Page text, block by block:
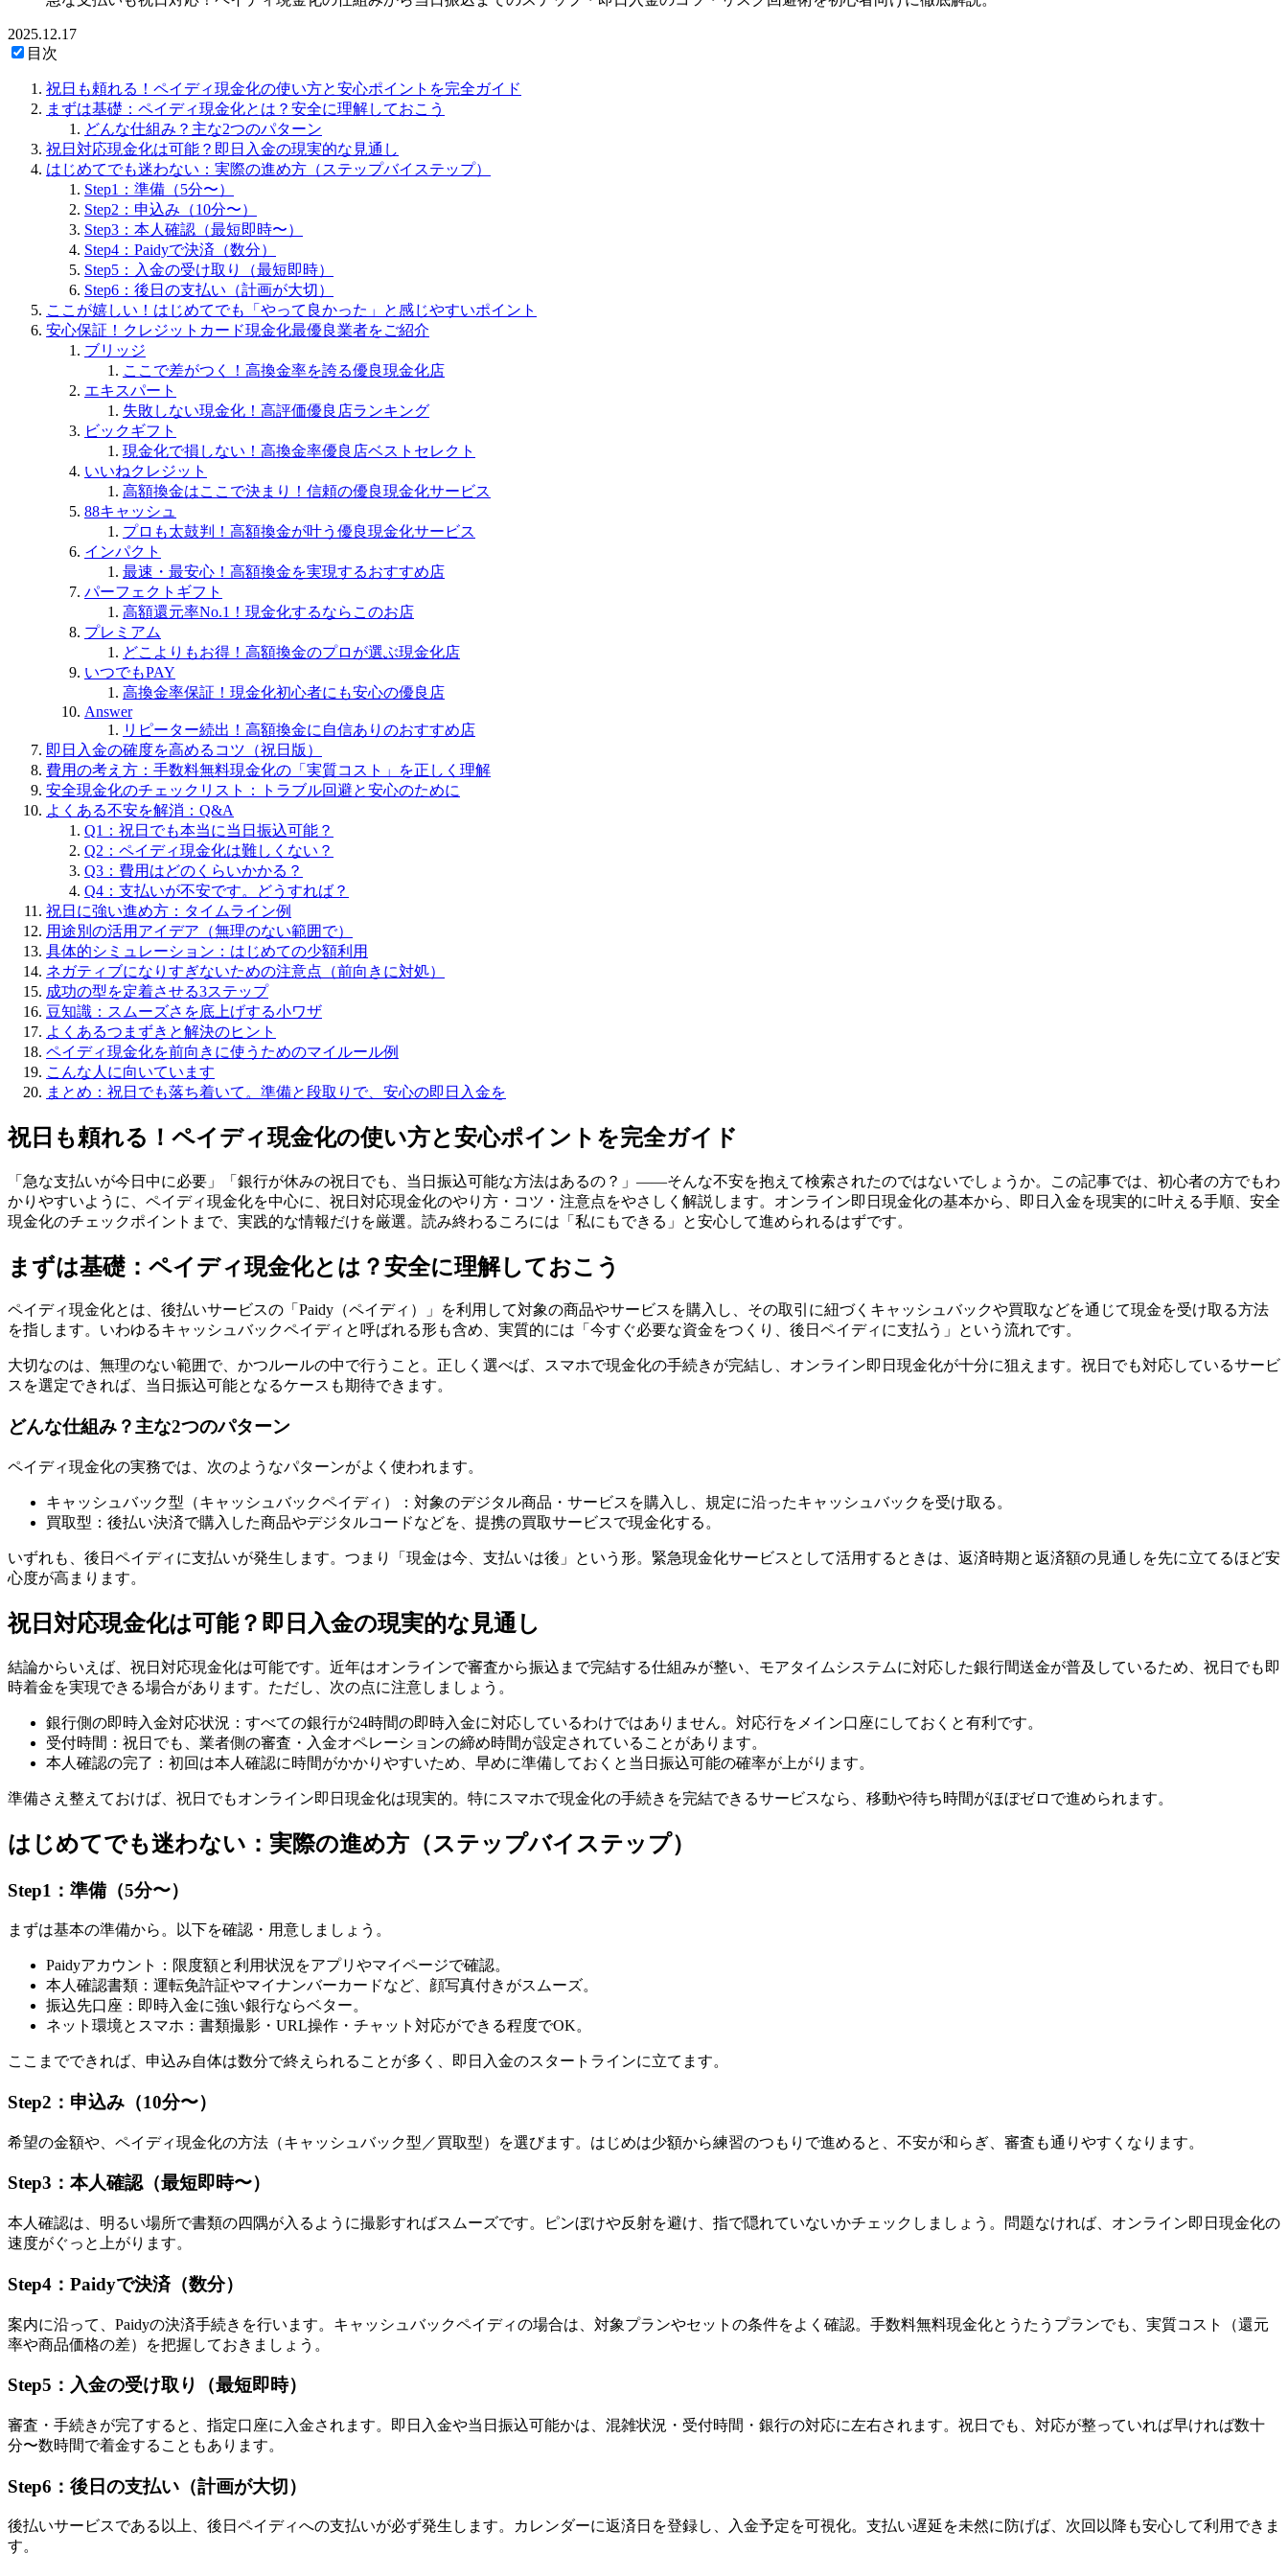
2025.12.17
目次
祝日も頼れる！ペイディ現金化の使い方と安心ポイントを完全ガイド
まずは基礎：ペイディ現金化とは？安全に理解しておこう
どんな仕組み？主な2つのパターン
祝日対応現金化は可能？即日入金の現実的な見通し
はじめてでも迷わない：実際の進め方（ステップバイステップ）
Step1：準備（5分〜）
Step2：申込み（10分〜）
Step3：本人確認（最短即時〜）
Step4：Paidyで決済（数分）
Step5：入金の受け取り（最短即時）
Step6：後日の支払い（計画が大切）
ここが嬉しい！はじめてでも「やって良かった」と感じやすいポイント
安心保証！クレジットカード現金化最優良業者をご紹介
ブリッジ
ここで差がつく！高換金率を誇る優良現金化店
エキスパート
失敗しない現金化！高評価優良店ランキング
ビックギフト
現金化で損しない！高換金率優良店ベストセレクト
いいねクレジット
高額換金はここで決まり！信頼の優良現金化サービス
88キャッシュ
プロも太鼓判！高額換金が叶う優良現金化サービス
インパクト
最速・最安心！高額換金を実現するおすすめ店
パーフェクトギフト
高額還元率No.1！現金化するならこのお店
プレミアム
どこよりもお得！高額換金のプロが選ぶ現金化店
いつでもPAY
高換金率保証！現金化初心者にも安心の優良店
Answer
リピーター続出！高額換金に自信ありのおすすめ店
即日入金の確度を高めるコツ（祝日版）
費用の考え方：手数料無料現金化の「実質コスト」を正しく理解
安全現金化のチェックリスト：トラブル回避と安心のために
よくある不安を解消：Q&A
Q1：祝日でも本当に当日振込可能？
Q2：ペイディ現金化は難しくない？
Q3：費用はどのくらいかかる？
Q4：支払いが不安です。どうすれば？
祝日に強い進め方：タイムライン例
用途別の活用アイデア（無理のない範囲で）
具体的シミュレーション：はじめての少額利用
ネガティブになりすぎないための注意点（前向きに対処）
成功の型を定着させる3ステップ
豆知識：スムーズさを底上げする小ワザ
よくあるつまずきと解決のヒント
ペイディ現金化を前向きに使うためのマイルール例
こんな人に向いています
まとめ：祝日でも落ち着いて。準備と段取りで、安心の即日入金を
祝日も頼れる！ペイディ現金化の使い方と安心ポイントを完全ガイド
「急な支払いが今日中に必要」「銀行が休みの祝日でも、当日振込可能な方法はあるの？」——そんな不安を抱えて検索されたのではないでしょうか。この記事では、初心者の方でもわ
かりやすいように、ペイディ現金化を中心に、祝日対応現金化のやり方・コツ・注意点をやさしく解説します。オンライン即日現金化の基本から、即日入金を現実的に叶える手順、安全
現金化のチェックポイントまで、実践的な情報だけを厳選。読み終わるころには「私にもできる」と安心して進められるはずです。
まずは基礎：ペイディ現金化とは？安全に理解しておこう
ペイディ現金化とは、後払いサービスの「Paidy（ペイディ）」を利用して対象の商品やサービスを購入し、その取引に紐づくキャッシュバックや買取などを通じて現金を受け取る方法
を指します。いわゆるキャッシュバックペイディと呼ばれる形も含め、実質的には「今すぐ必要な資金をつくり、後日ペイディに支払う」という流れです。
大切なのは、無理のない範囲で、かつルールの中で行うこと。正しく選べば、スマホで現金化の手続きが完結し、オンライン即日現金化が十分に狙えます。祝日でも対応しているサービ
スを選定できれば、当日振込可能となるケースも期待できます。
どんな仕組み？主な2つのパターン
ペイディ現金化の実務では、次のようなパターンがよく使われます。
キャッシュバック型（キャッシュバックペイディ）：対象のデジタル商品・サービスを購入し、規定に沿ったキャッシュバックを受け取る。
買取型：後払い決済で購入した商品やデジタルコードなどを、提携の買取サービスで現金化する。
いずれも、後日ペイディに支払いが発生します。つまり「現金は今、支払いは後」という形。緊急現金化サービスとして活用するときは、返済時期と返済額の見通しを先に立てるほど安
心度が高まります。
祝日対応現金化は可能？即日入金の現実的な見通し
結論からいえば、祝日対応現金化は可能です。近年はオンラインで審査から振込まで完結する仕組みが整い、モアタイムシステムに対応した銀行間送金が普及しているため、祝日でも即
時着金を実現できる場合があります。ただし、次の点に注意しましょう。
銀行側の即時入金対応状況：すべての銀行が24時間の即時入金に対応しているわけではありません。対応行をメイン口座にしておくと有利です。
受付時間：祝日でも、業者側の審査・入金オペレーションの締め時間が設定されていることがあります。
本人確認の完了：初回は本人確認に時間がかかりやすいため、早めに準備しておくと当日振込可能の確率が上がります。
準備さえ整えておけば、祝日でもオンライン即日現金化は現実的。特にスマホで現金化の手続きを完結できるサービスなら、移動や待ち時間がほぼゼロで進められます。
はじめてでも迷わない：実際の進め方（ステップバイステップ）
Step1：準備（5分〜）
まずは基本の準備から。以下を確認・用意しましょう。
Paidyアカウント：限度額と利用状況をアプリやマイページで確認。
本人確認書類：運転免許証やマイナンバーカードなど、顔写真付きがスムーズ。
振込先口座：即時入金に強い銀行ならベター。
ネット環境とスマホ：書類撮影・URL操作・チャット対応ができる程度でOK。
ここまでできれば、申込み自体は数分で終えられることが多く、即日入金のスタートラインに立てます。
Step2：申込み（10分〜）
希望の金額や、ペイディ現金化の方法（キャッシュバック型／買取型）を選びます。はじめは少額から練習のつもりで進めると、不安が和らぎ、審査も通りやすくなります。
Step3：本人確認（最短即時〜）
本人確認は、明るい場所で書類の四隅が入るように撮影すればスムーズです。ピンぼけや反射を避け、指で隠れていないかチェックしましょう。問題なければ、オンライン即日現金化の
速度がぐっと上がります。
Step4：Paidyで決済（数分）
案内に沿って、Paidyの決済手続きを行います。キャッシュバックペイディの場合は、対象プランやセットの条件をよく確認。手数料無料現金化とうたうプランでも、実質コスト（還元
率や商品価格の差）を把握しておきましょう。
Step5：入金の受け取り（最短即時）
審査・手続きが完了すると、指定口座に入金されます。即日入金や当日振込可能かは、混雑状況・受付時間・銀行の対応に左右されます。祝日でも、対応が整っていれば早ければ数十
分〜数時間で着金することもあります。
Step6：後日の支払い（計画が大切）
後払いサービスである以上、後日ペイディへの支払いが必ず発生します。カレンダーに返済日を登録し、入金予定を可視化。支払い遅延を未然に防げば、次回以降も安心して利用できま
す。